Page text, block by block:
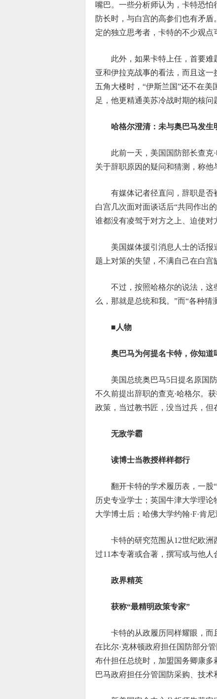
嘴巴。一些分析师认为，卡特恐
防长时，与白宫的高参们也有矛
定的独立思考者，卡特的不少观点
此外，如果卡特上任，首要难
亚和伊拉克战事的看法，而且这一
五角大楼时，“伊斯兰国”还不在
足，他更精通美苏冷战时期的核问
哈格尔澄清：未与奥巴马发生
此前一天，美国国防部长查克
关于辞职原因的疑问和猜测，称他
有媒体记者径直问，辞职是
白宫几次面对面谈话后“共同作出
谁都没有凌驾于对方之上、迫使对
美国媒体援引消息人士的话
题上对策的失望，不满自己在白宫
不过，按照哈格尔的说法，这
么，那就是总统和我。”而“各种
■人物
奥巴马为何提名卡特，你知道
美国总统奥巴马5日提名原国
不久前提出辞职的查克·哈格尔。
政策，当过教书匠，没当过兵，但
无敌学霸
读博士当教授样样都行
翻开卡特的学术履历表，一股
历史专业学士；英国牛津大学理
大学博士后；哈佛大学约翰·F·肯
卡特的研究范围从12世纪欧
过11本专著或合著，撰写或与他人
政界精英
获称“最精明政策专家”
卡特的从政履历同样耀眼，而
在比尔·克林顿政府担任国防部分
布什担任总统时，加盟国务卿康多
巴马政府担任分管国防采购、技术